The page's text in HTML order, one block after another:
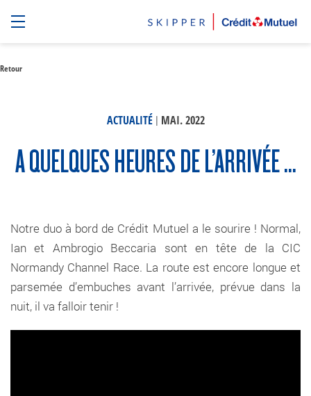
Retour
ACTUALITÉ| MAI. 2022
A QUELQUES HEURES DE L’ARRIVÉE …
Notre duo à bord de Crédit Mutuel a le sourire ! Normal,
Ian et Ambrogio Beccaria sont en tête de la CIC
Normandy Channel Race. La route est encore longue et
parsemée d’embuches avant l’arrivée, prévue dans la
nuit, il va falloir tenir !